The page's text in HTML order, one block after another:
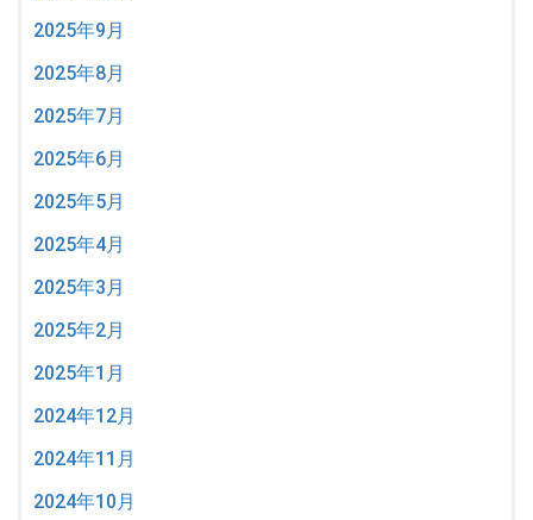
2025年9月
2025年8月
2025年7月
2025年6月
2025年5月
2025年4月
2025年3月
2025年2月
2025年1月
2024年12月
2024年11月
2024年10月